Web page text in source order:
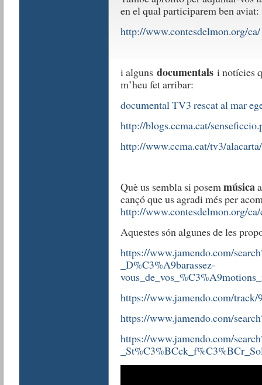
en el qual participarem ben aviat:
http://www.contesdelmon.org/ca/
i alguns documentalsi notícies
m’heu fet arribar:
documental TV3 rescat al mar
http://blogs.ccma.cat/
http://www.ccma.cat/tv3/
Què us sembla si posemmúsica
cançó que us agradi més per
http://www.contesdelmon.org/
Aquestes són algunes de les
https://www.jamendo.com/
_D%C3%A9barassez-
https://www.jamendo.com/
https://www.jamendo.com/
https://www.jamendo.com/